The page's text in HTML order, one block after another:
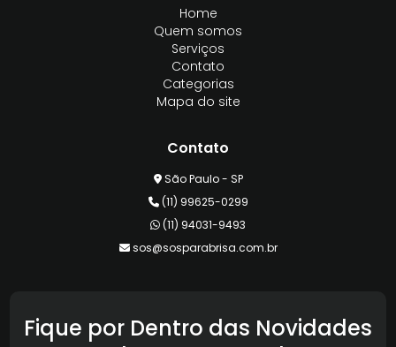
Home
Quem somos
Serviços
Contato
Categorias
Mapa do site
Contato
São Paulo - SP
(11) 99625-0299
(11) 94031-9493
sos@sosparabrisa.com.br
Fique por Dentro das Novidades